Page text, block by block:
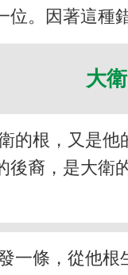
。因著這種
大
的根，又是
裔，是大
一條，從他